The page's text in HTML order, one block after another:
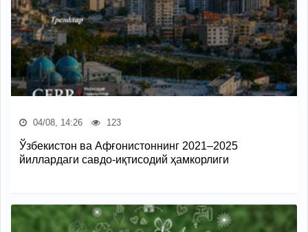
04/08, 14:26 123
Ўзбекистон ва Афғонистоннинг 2021–2025
йиллардаги савдо-иқтисодий ҳамкорлиги